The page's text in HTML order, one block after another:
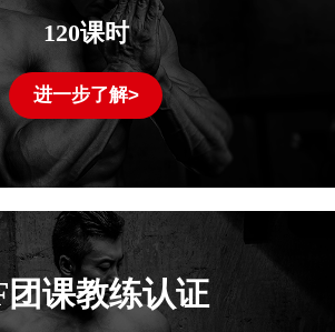
120课时
进一步了解>
团课教练认证